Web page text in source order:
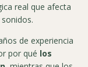
real que afecta
de experiencia
por qué los